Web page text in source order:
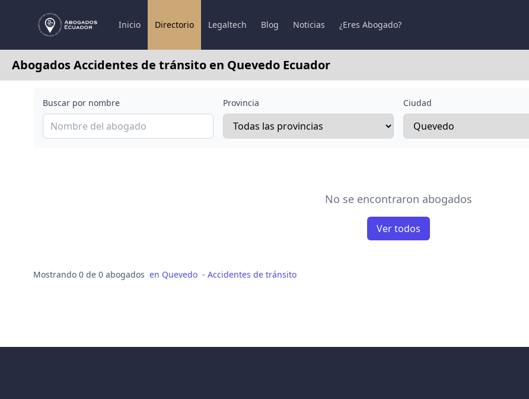
Inicio Directorio Legaltech Blog Noticias ¿Eres Abogado?
Abogados Accidentes de tránsito en Quevedo Ecuador
Buscar por nombre Provincia Ciudad
No se encontraron abogados
Ver todos
Mostrando 0 de 0 abogados en Quevedo - Accidentes de tránsito